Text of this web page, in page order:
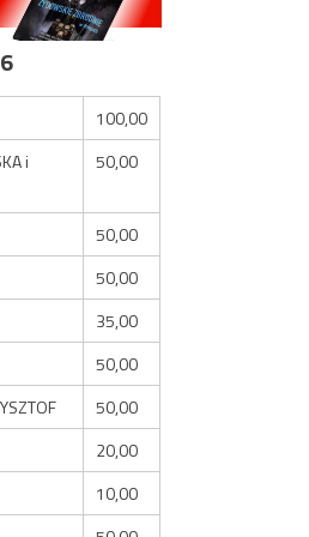
100,00
i
50,00
50,00
50,00
35,00
50,00
50,00
20,00
10,00